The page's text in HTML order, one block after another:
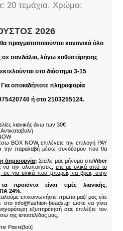
20 τεμάχια. Χρώμα:
2026
πραγματοποιούνται κανονικά όλο
σε σανδάλια, λόγω καθυστέρησης
στο διάστημα 3-15
οποιαδήποτε πληροφορία
ή στο 2103255124.
λιανικής άνω των 30€
BOX NOW, επιλέγετε την επιλογή PAY
την παραλαβή μέσω συνδέσμου που θα
δημιουργία; Στείλε μας μήνυμα στοViber
την υλοποιήσεις, είτε με υλικά από το
σε για υλικά που μπορείς να βρεις στην
είναι τιμές λιανικής,
24%.
επικοινωνήστε πρώτα μαζί μας είτε
στο info@fashion-beads.gr ώστε να γίνει
εξυπηρέτησή σας επιλέξτε τον
της ιστοσελίδας μας.
Ραντεβού]